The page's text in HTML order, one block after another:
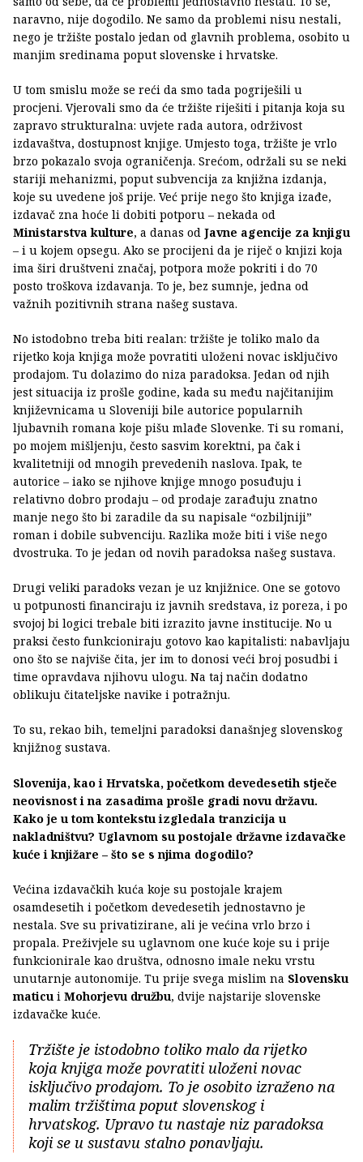
naravno, nije dogodilo. Ne samo da problemi nisu nestali,
nego je tržište postalo jedan od glavnih problema, osobito u
manjim sredinama poput slovenske i hrvatske.
U tom smislu može se reći da smo tada pogriješili u
procjeni. Vjerovali smo da će tržište riješiti i pitanja koja su
zapravo strukturalna: uvjete rada autora, održivost
izdavaštva, dostupnost knjige. Umjesto toga, tržište je vrlo
brzo pokazalo svoja ograničenja. Srećom, održali su se neki
stariji mehanizmi, poput subvencija za knjižna izdanja,
koje su uvedene još prije. Već prije nego što knjiga izađe,
izdavač zna hoće li dobiti potporu – nekada od
Ministarstva kulture, a danas od Javne agencije za knjigu
– i u kojem opsegu. Ako se procijeni da je riječ o knjizi koja
ima širi društveni značaj, potpora može pokriti i do 70
posto troškova izdavanja. To je, bez sumnje, jedna od
važnih pozitivnih strana našeg sustava.
No istodobno treba biti realan: tržište je toliko malo da
rijetko koja knjiga može povratiti uloženi novac isključivo
prodajom. Tu dolazimo do niza paradoksa. Jedan od njih
jest situacija iz prošle godine, kada su među najčitanijim
književnicama u Sloveniji bile autorice popularnih
ljubavnih romana koje pišu mlađe Slovenke. Ti su romani,
po mojem mišljenju, često sasvim korektni, pa čak i
kvalitetniji od mnogih prevedenih naslova. Ipak, te
autorice – iako se njihove knjige mnogo posuđuju i
relativno dobro prodaju – od prodaje zarađuju znatno
manje nego što bi zaradile da su napisale “ozbiljniji”
roman i dobile subvenciju. Razlika može biti i više nego
dvostruka. To je jedan od novih paradoksa našeg sustava.
Drugi veliki paradoks vezan je uz knjižnice. One se gotovo
u potpunosti financiraju iz javnih sredstava, iz poreza, i po
svojoj bi logici trebale biti izrazito javne institucije. No u
praksi često funkcioniraju gotovo kao kapitalisti: nabavljaju
ono što se najviše čita, jer im to donosi veći broj posudbi i
time opravdava njihovu ulogu. Na taj način dodatno
oblikuju čitateljske navike i potražnju.
To su, rekao bih, temeljni paradoksi današnjeg slovenskog
knjižnog sustava.
Slovenija, kao i Hrvatska, početkom devedesetih stječe
neovisnost i na zasadima prošle gradi novu državu.
Kako je u tom kontekstu izgledala tranzicija u
nakladništvu? Uglavnom su postojale državne izdavačke
kuće i knjižare – što se s njima dogodilo?
Većina izdavačkih kuća koje su postojale krajem
osamdesetih i početkom devedesetih jednostavno je
nestala. Sve su privatizirane, ali je većina vrlo brzo i
propala. Preživjele su uglavnom one kuće koje su i prije
funkcionirale kao društva, odnosno imale neku vrstu
unutarnje autonomije. Tu prije svega mislim na Slovensku
maticu i Mohorjevu družbu, dvije najstarije slovenske
izdavačke kuće.
Tržište je istodobno toliko malo da rijetko
koja knjiga može povratiti uloženi novac
isključivo prodajom. To je osobito izraženo na
malim tržištima poput slovenskog i
hrvatskog. Upravo tu nastaje niz paradoksa
koji se u sustavu stalno ponavljaju.